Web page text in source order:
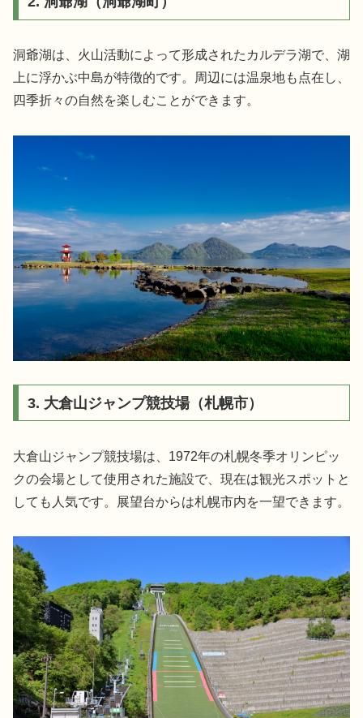
洞爺湖は、火山活動によって形成されたカルデラ湖で、湖
上に浮かぶ中島が特徴的です。周辺には温泉地も点在し、
四季折々の自然を楽しむことができます。
3. 大倉山ジャンプ競技場（札幌市）
大倉山ジャンプ競技場は、1972年の札幌冬季オリンピッ
クの会場として使用された施設で、現在は観光スポットと
しても人気です。展望台からは札幌市内を一望できます。